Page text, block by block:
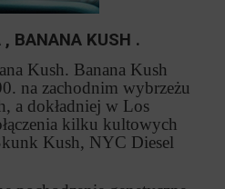
BANANA KUSH .
Kush. Banana Kush
na zachodnim wybrzeżu
a dokładniej w Los
kilku kultowych
Kush, NYC Diesel